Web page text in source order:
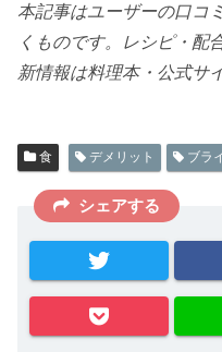
本記事はユーザーの口コ
くものです。レシピ・配
新情報は料理本・公式サ
食 デメリット ブラ
シェアする